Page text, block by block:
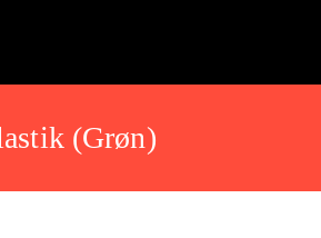
(Grøn)